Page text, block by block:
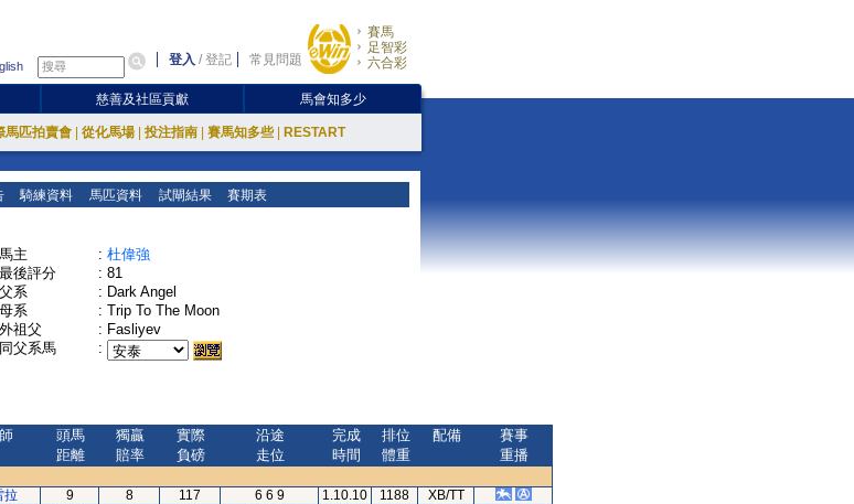
登入 /登記 常見問題
賽馬
足智彩
六合彩
慈善及社區貢獻 馬會知多少
馬匹拍賣會 從化馬場 投注指南 賽馬知多些 RESTART
騎練資料 馬匹資料 試閘結果 賽期表
馬主 : 杜偉強
最後評分
: 81
父系
: Dark Angel
母系
: Trip To The Moon
外祖父
: Fasliyev
同父系馬
:
頭馬
距離
獨贏
賠率
實際
負磅
沿途
走位
完成
時間
排位
體重
配備
賽事
重播
拉 9 8 117 6 6 9 1.10.10 1188
XB/TT